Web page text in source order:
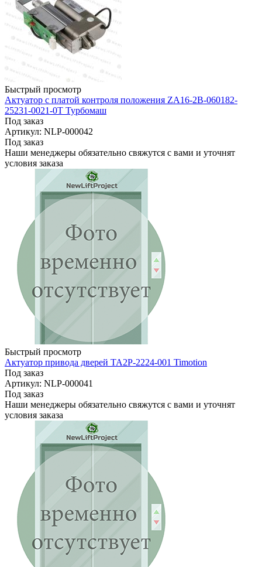
Быстрый просмотр
Актуатор с платой контроля положения ZA16-2B-060182-
25231-0021-0T Турбомаш
Под заказ
Артикул: NLP-000042
Под заказ
Наши менеджеры обязательно свяжутся с вами и уточнят
условия заказа
Быстрый просмотр
Актуатор привода дверей TA2P-2224-001 Timotion
Под заказ
Артикул: NLP-000041
Под заказ
Наши менеджеры обязательно свяжутся с вами и уточнят
условия заказа